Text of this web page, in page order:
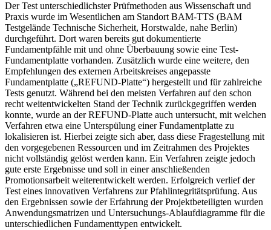
Der Test unterschiedlichster Prüfmethoden aus Wissenschaft und
Praxis wurde im Wesentlichen am Standort BAM-TTS (BAM
Testgelände Technische Sicherheit, Horstwalde, nahe Berlin)
durchgeführt. Dort waren bereits gut dokumentierte
Fundamentpfähle mit und ohne Überbauung sowie eine Test-
Fundamentplatte vorhanden. Zusätzlich wurde eine weitere, den
Empfehlungen des externen Arbeitskreises angepasste
Fundamentplatte („REFUND-Platte“) hergestellt und für zahlreiche
Tests genutzt. Während bei den meisten Verfahren auf den schon
recht weitentwickelten Stand der Technik zurückgegriffen werden
konnte, wurde an der REFUND-Platte auch untersucht, mit welchen
Verfahren etwa eine Unterspülung einer Fundamentplatte zu
lokalisieren ist. Hierbei zeigte sich aber, dass diese Fragestellung mit
den vorgegebenen Ressourcen und im Zeitrahmen des Projektes
nicht vollständig gelöst werden kann. Ein Verfahren zeigte jedoch
gute erste Ergebnisse und soll in einer anschließenden
Promotionsarbeit weiterentwickelt werden. Erfolgreich verlief der
Test eines innovativen Verfahrens zur Pfahlintegritätsprüfung. Aus
den Ergebnissen sowie der Erfahrung der Projektbeteiligten wurden
Anwendungsmatrizen und Untersuchungs-Ablaufdiagramme für die
unterschiedlichen Fundamenttypen entwickelt.